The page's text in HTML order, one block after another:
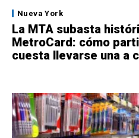
Nueva York
La MTA subasta
MetroCard: cómo
cuesta llevarse una a